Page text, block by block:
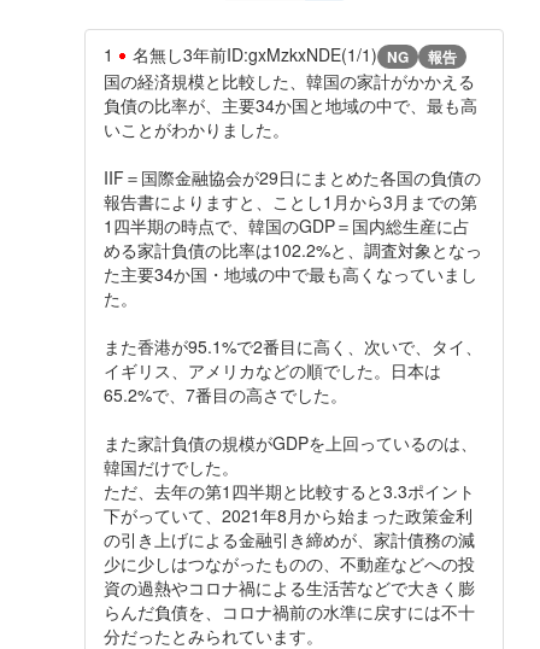
1 名無し3年前ID:gxMzkxNDE(1/1) NG 報告
国の経済規模と比較した、韓国の家計がかかえる
負債の比率が、主要34か国と地域の中で、最も高
いことがわかりました。
IIF＝国際金融協会が29日にまとめた各国の負債の
報告書によりますと、ことし1月から3月までの第
1四半期の時点で、韓国のGDP＝国内総生産に占
める家計負債の比率は102.2%と、調査対象となっ
た主要34か国・地域の中で最も高くなっていまし
た。
また香港が95.1%で2番目に高く、次いで、タイ、
イギリス、アメリカなどの順でした。日本は
65.2%で、7番目の高さでした。
また家計負債の規模がGDPを上回っているのは、
韓国だけでした。
ただ、去年の第1四半期と比較すると3.3ポイント
下がっていて、2021年8月から始まった政策金利
の引き上げによる金融引き締めが、家計債務の減
少に少しはつながったものの、不動産などへの投
資の過熱やコロナ禍による生活苦などで大きく膨
らんだ負債を、コロナ禍前の水準に戻すには不十
分だったとみられています。